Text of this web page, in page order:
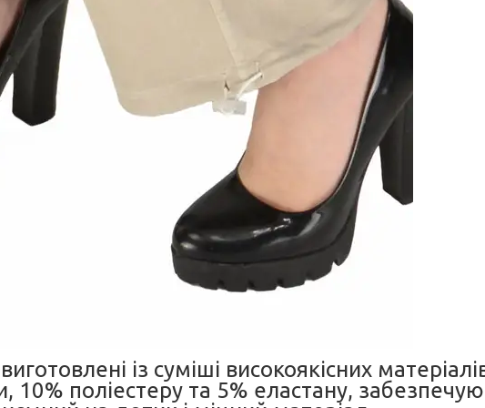
із суміші високоякісних
10% поліестеру та 5% еластану,